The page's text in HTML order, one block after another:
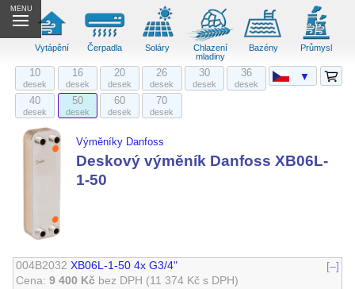
MENU
Vytápění Čerpadla Soláry
Chlazení
mladiny
Bazény Průmysl
10
desek
16
desek
20
desek
26
desek
30
desek
36
desek
40
desek
50
desek
60
desek
70
desek
Výměníky Danfoss
Deskový výměník Danfoss XB06L-
1-50
004B2032 XB06L-1-50 4x G3/4"
[–]
Cena:9 400 Kč bez DPH (11 374 Kč s DPH)
▼